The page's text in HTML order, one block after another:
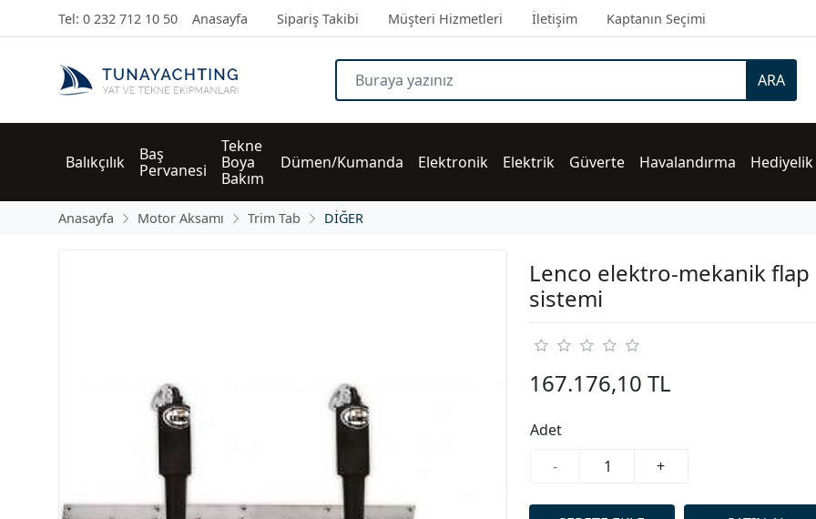
Tel: 0 232 712 10 50 Anasayfa Sipariş Takibi Müşteri Hizmetleri İletişim Kaptanın Seçimi
ARA
Balıkçılık
Baş
Pervanesi
Tekne
Boya
Bakım
Dümen/Kumanda Elektronik Elektrik Güverte Havalandırma Hediyelik
Anasayfa Motor Aksamı Trim Tab DİĞER
Lenco elektro-mekanik flap
sistemi
167.176,10 TL
Adet
-
+